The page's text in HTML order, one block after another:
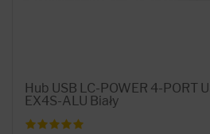
Hub USB LC-POWER 4-PORT
EX4S-ALU Biały